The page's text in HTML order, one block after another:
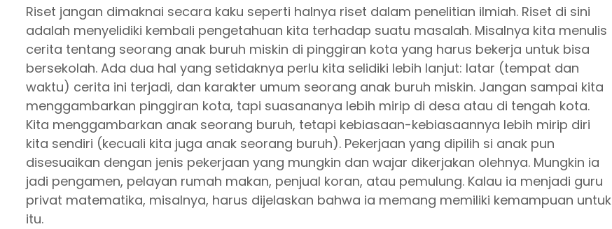
Riset jangan dimaknai secara kaku seperti halnya riset dalam penelitian ilmiah. Riset di sini
adalah menyelidiki kembali pengetahuan kita terhadap suatu masalah. Misalnya kita menulis
cerita tentang seorang anak buruh miskin di pinggiran kota yang harus bekerja untuk bisa
bersekolah. Ada dua hal yang setidaknya perlu kita selidiki lebih lanjut: latar (tempat dan
waktu) cerita ini terjadi, dan karakter umum seorang anak buruh miskin. Jangan sampai kita
menggambarkan pinggiran kota, tapi suasananya lebih mirip di desa atau di tengah kota.
Kita menggambarkan anak seorang buruh, tetapi kebiasaan-kebiasaannya lebih mirip diri
kita sendiri (kecuali kita juga anak seorang buruh). Pekerjaan yang dipilih si anak pun
disesuaikan dengan jenis pekerjaan yang mungkin dan wajar dikerjakan olehnya. Mungkin ia
jadi pengamen, pelayan rumah makan, penjual koran, atau pemulung. Kalau ia menjadi guru
privat matematika, misalnya, harus dijelaskan bahwa ia memang memiliki kemampuan untuk
itu.